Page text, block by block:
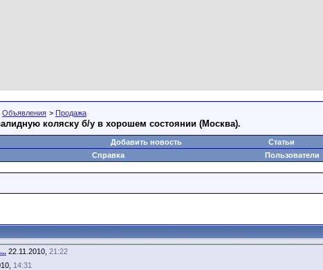
Объявления > Продажа
коляску б/у в хорошем состоянии (Москва).
Добавить новость Статьи
Справка Пользователи
22.11.2010, 21:22
14:31